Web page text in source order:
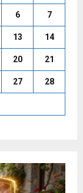
6 7
13 14
20 21
27 28